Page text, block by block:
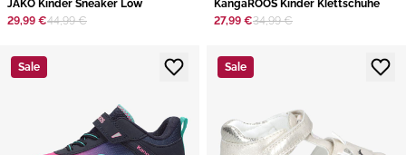
JAKO Kinder Sneaker Low
29,99 €44,99 €
KangaROOS Kinder Klettschuhe
27,99 €34,99 €
Sale Sale